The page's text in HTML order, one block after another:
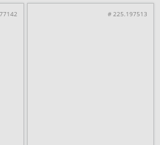
# 225.197513